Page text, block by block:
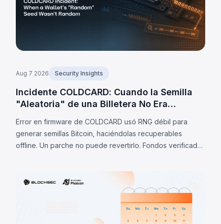
Aug 7 2026 Security Insights
Incidente COLDCARD: Cuando la Semilla
"Aleatoria" de una Billetera No Era
Error en firmware de COLDCARD usó RNG débil para
generar semillas Bitcoin, haciéndolas recuperables
offline. Un parche no puede revertirlo. Fondos verificados